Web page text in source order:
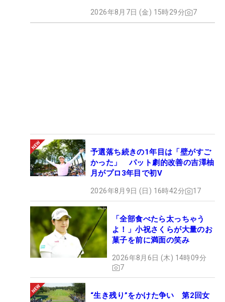
2026年8月7日 (金) 15時29分 7
予選落ち続きの1年目は「壁がすご
かった」 パット劇的改善の吉澤柚
月がプロ3年目で初V
2026年8月9日 (日) 16時42分 17
「全部食べたら太っちゃう
よ！」小祝さくらが大量のお
菓子を前に満面の笑み
2026年8月6日 (木) 14時09分
7
“生き残り”をかけた争い 第2回女